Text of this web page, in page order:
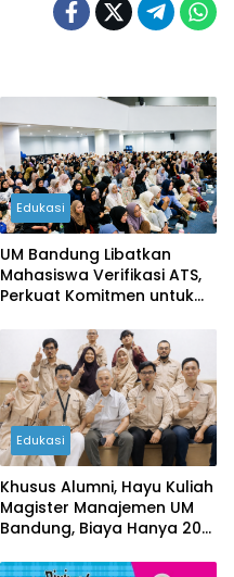
Edukasi
UM Bandung Libatkan
Mahasiswa Verifikasi ATS,
Perkuat Komitmen untuk
Edukasi
Khusus Alumni, Hayu Kuliah
Magister Manajemen UM
Bandung, Biaya Hanya 20